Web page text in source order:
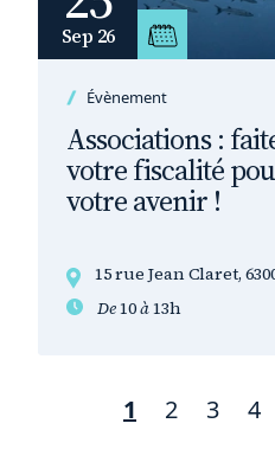
Sep 26
Évènement
Associations :
votre fiscalité
votre avenir !
15 rue Jean Claret,
De10à13h
PaginationPage
1 Page
2 Page
3 4